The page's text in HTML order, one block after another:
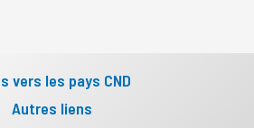
vers les pays CND
Autres liens